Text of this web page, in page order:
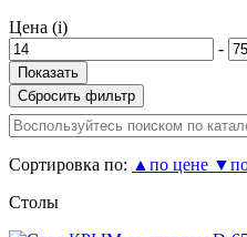
Цена (i)
-
Сортировка по: ▲ по цене ▼
Столы